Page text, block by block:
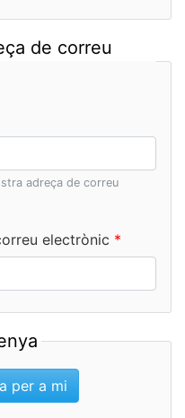
de correu
adreça de correu
electrònic
per a mi